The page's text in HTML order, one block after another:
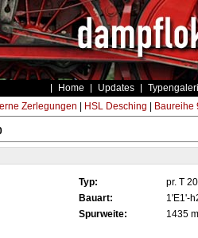
Home Updates
Zerlegungen HSL Desching Baureihe
Typ: pr. T 20
Bauart: 1'E1'-
Spurweite:
1435